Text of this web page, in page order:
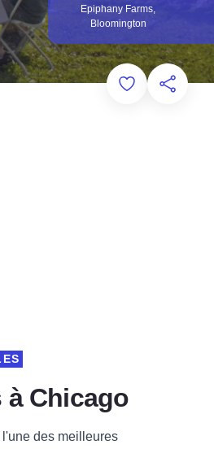
Epiphany Farms,
Bloomington
Add to
Chicago
des meilleures